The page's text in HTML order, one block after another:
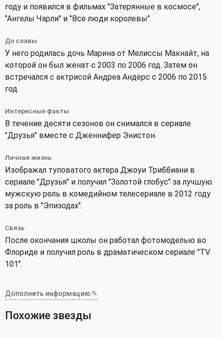
году и появился в фильмах "Затерянные в космосе",
"Ангелы Чарли" и "Все люди королевы".
До славы
У него родилась дочь Марина от Мелиссы Макнайт, на
которой он был женат с 2003 по 2006 год. Затем он
встречался с актрисой Андреа Андерс с 2006 по 2015
год.
Интересные факты
В течение десяти сезонов он снимался в сериале
"Друзья" вместе с Дженнифер Энистон.
Личная жизнь
Изображал туповатого актера Джоуи Триббиани в
сериале "Друзья" и получил "Золотой глобус" за лучшую
мужскую роль в комедийном телесериале в 2012 году
за роль в "Эпизодах".
Связь
После окончания школы он работал фотомоделью во
Флориде и получил роль в драматическом сериале "TV
101".
Дополнить информацию ✎
Похожие звезды